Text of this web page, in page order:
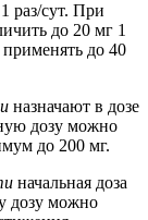
раз/сут. При
до 20 мг 1
применять до 40
назначают в дозе
дозу можно
до 200 мг.
начальная доза
дозу можно